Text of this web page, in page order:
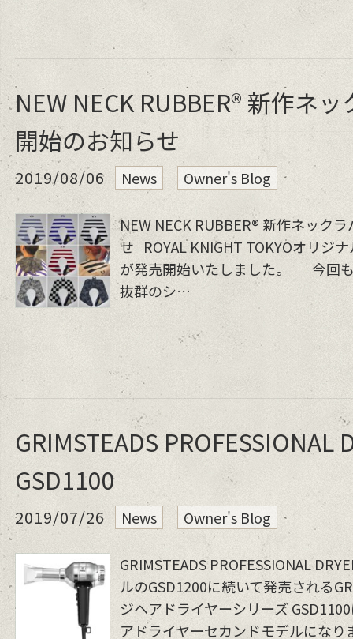
NEW NECK RUBBER®️ 新作ネ
開始のお知らせ
2019/08/06 News Owner's Blog
NEW NECK RUBBER®️ 新作ネック
せ ROYAL KNIGHT TOKYOオリジ
が発売開始いたしました。 今回
抜群のシ…
GRIMSTEADS PROFESSIONAL
GSD1100
2019/07/26 News Owner's Blog
GRIMSTEADS PROFESSIONAL
ルのGSD1200に続いて発売される
ジヘアドライヤーシリーズ
アドライヤーセカンドモデルになり